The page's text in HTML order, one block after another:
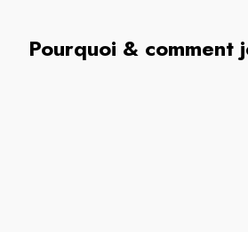
Pourquoi & comment